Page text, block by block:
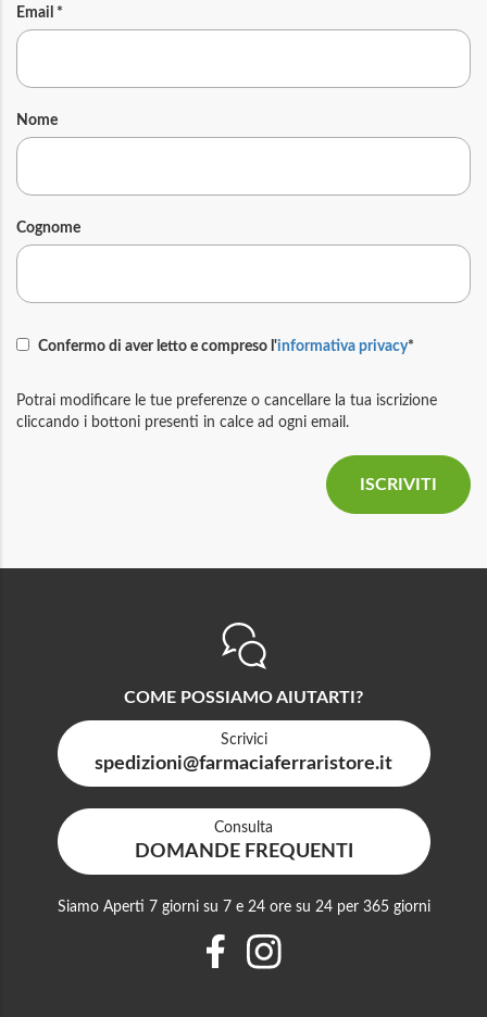
Email *
Nome
Cognome
Confermo di aver letto e compreso l'informativa privacy*
Potrai modificare le tue preferenze o cancellare la tua iscrizione
cliccando i bottoni presenti in calce ad ogni email.
COME POSSIAMO AIUTARTI?
Scrivici
spedizioni@farmaciaferraristore.it
Consulta
DOMANDE FREQUENTI
Siamo Aperti 7 giorni su 7 e 24 ore su 24 per 365 giorni